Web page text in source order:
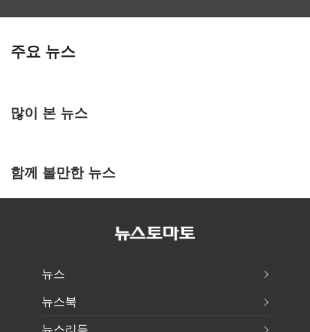
주요 뉴스
많이 본 뉴스
함께 볼만한 뉴스
뉴스
뉴스북